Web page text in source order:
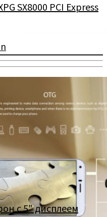
задают новый
универсальности
SX8000 PCI Express
с 5″ дисплеем